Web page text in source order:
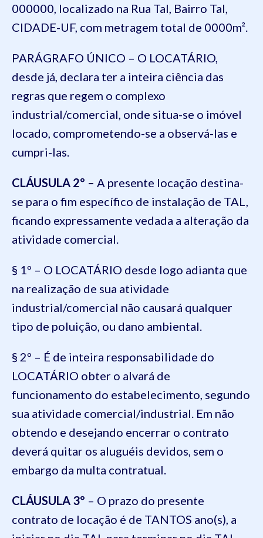
000000, localizado na Rua Tal, Bairro Tal,
CIDADE-UF, com metragem total de 0000m².
PARÁGRAFO ÚNICO – O LOCATÁRIO,
desde já, declara ter a inteira ciência das
regras que regem o complexo
industrial/comercial, onde situa-se o imóvel
locado, comprometendo-se a observá-las e
cumpri-las.
CLÁUSULA 2º – A presente locação destina-
se para o fim específico de instalação de TAL,
ficando expressamente vedada a alteração da
atividade comercial.
§ 1º – O LOCATÁRIO desde logo adianta que
na realização de sua atividade
industrial/comercial não causará qualquer
tipo de poluição, ou dano ambiental.
§ 2º – É de inteira responsabilidade do
LOCATÁRIO obter o alvará de
funcionamento do estabelecimento, segundo
sua atividade comercial/industrial. Em não
obtendo e desejando encerrar o contrato
deverá quitar os aluguéis devidos, sem o
embargo da multa contratual.
CLÁUSULA 3º – O prazo do presente
contrato de locação é de TANTOS ano(s), a